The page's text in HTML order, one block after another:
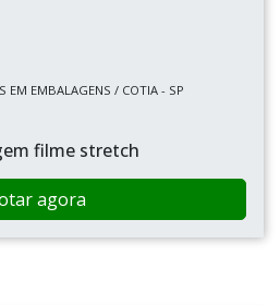
EM EMBALAGENS / COTIA - SP
filme stretch
agora